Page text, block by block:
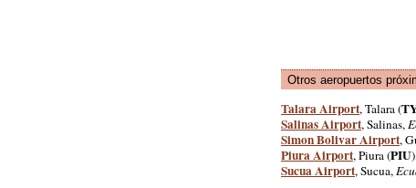
Otros aeropuertos
Talara Airport, Talara (
Salinas Airport, Salinas,
Simon Bolivar Airport,
Piura Airport, Piura (PIU
Sucua Airport, Sucua,